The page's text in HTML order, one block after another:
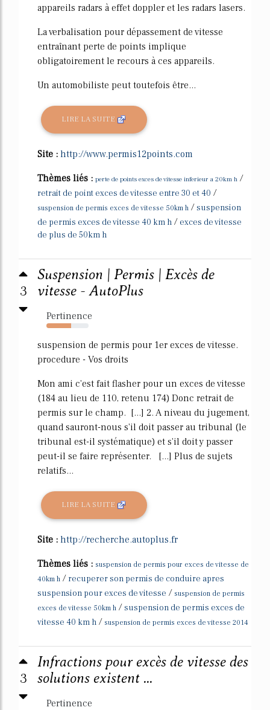
appareils radars à effet doppler et les radars lasers.
La verbalisation pour dépassement de vitesse
entraînant perte de points implique
obligatoirement le recours à ces appareils.
Un automobiliste peut toutefois être...
LIRE LA SUITE
Site : http://www.permis12points.com
Thèmes liés : perte de points exces de vitesse inferieur a 20km h /
retrait de point exces de vitesse entre 30 et 40 /
suspension de permis exces de vitesse 50km h /suspension
de permis exces de vitesse 40 km h / exces de vitesse
de plus de 50km h
3
Suspension | Permis | Excès de
vitesse - AutoPlus
Pertinence
59%
suspension de permis pour 1er exces de vitesse.
procedure - Vos droits
Mon ami c'est fait flasher pour un exces de vitesse
(184 au lieu de 110, retenu 174) Donc retrait de
permis sur le champ. [...] 2. A niveau du jugement,
quand sauront-nous s'il doit passer au tribunal (le
tribunal est-il systématique) et s'il doit y passer
peut-il se faire représenter. [...] Plus de sujets
relatifs...
LIRE LA SUITE
Site : http://recherche.autoplus.fr
Thèmes liés : suspension de permis pour exces de vitesse de
40km h / recuperer son permis de conduire apres
suspension pour exces de vitesse / suspension de permis
exces de vitesse 50km h /suspension de permis exces de
vitesse 40 km h / suspension de permis exces de vitesse 2014
3
Infractions pour excès de vitesse des
solutions existent ...
Pertinence